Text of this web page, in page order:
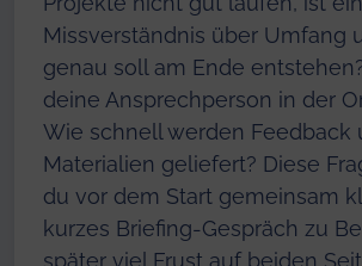
Missverständnis über Umfang
genau soll am Ende
deine Ansprechperson in der
Wie schnell werden Feedback
Materialien geliefert? Diese
du vor dem Start gemeinsam
kurzes Briefing-Gespräch zu
später viel Frust auf beiden